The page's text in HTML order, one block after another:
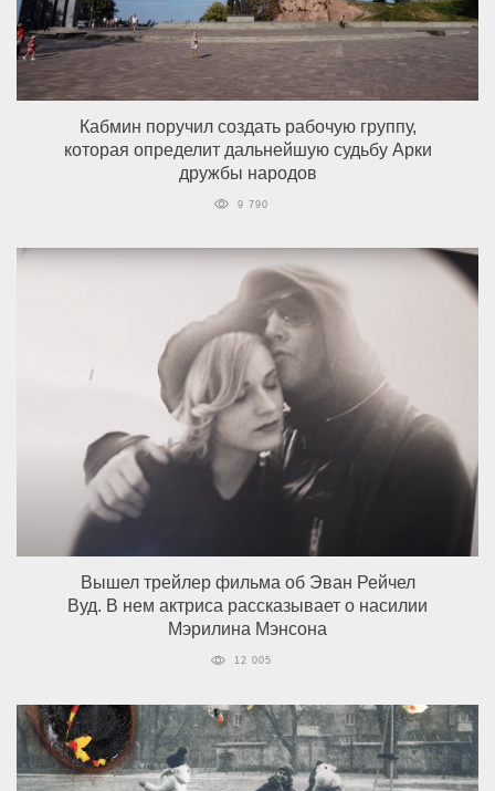
Кабмин поручил создать рабочую группу,
которая определит дальнейшую судьбу Арки
дружбы народов
9 790
Вышел трейлер фильма об Эван Рейчел
Вуд. В нем актриса рассказывает о насилии
Мэрилина Мэнсона
12 005